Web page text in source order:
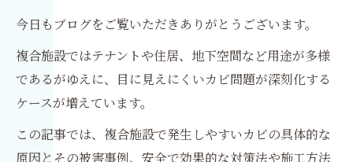
今日もブログをご覧いただきありがとうございます。
複合施設ではテナントや住居、地下空間など用途が多様
であるがゆえに、目に見えにくいカビ問題が深刻化する
ケースが増えています。
この記事では、複合施設で発生しやすいカビの具体的な
原因とその被害事例、安全で効果的な対策法や施工方法